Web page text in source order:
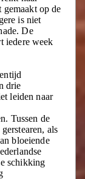
op de
is niet
De
iedere week
drie
leiden naar
Tussen de
als
bloeiende
schikking